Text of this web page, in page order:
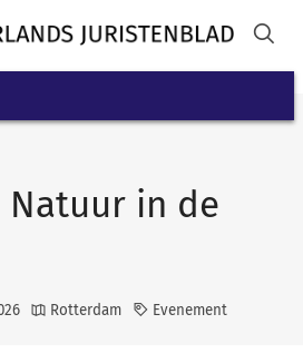
Natuur in de
Rotterdam Evenement